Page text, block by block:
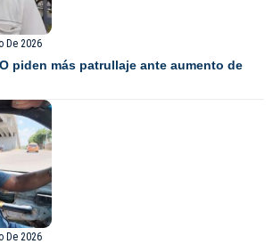
De 2026
piden más patrullaje ante aumento de
De 2026